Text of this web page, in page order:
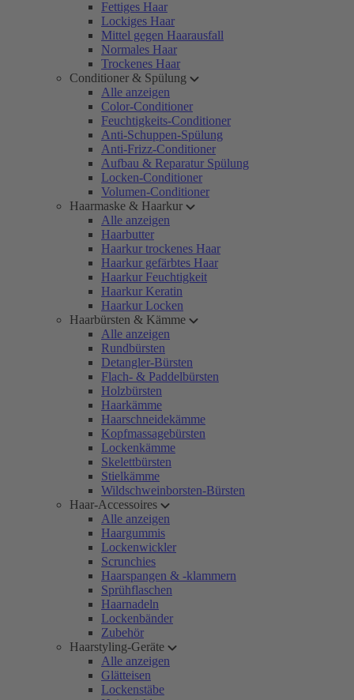
Fettiges Haar
Lockiges Haar
Mittel gegen Haarausfall
Normales Haar
Trockenes Haar
Conditioner & Spülung
Alle anzeigen
Color-Conditioner
Feuchtigkeits-Conditioner
Anti-Schuppen-Spülung
Anti-Frizz-Conditioner
Aufbau & Reparatur Spülung
Locken-Conditioner
Volumen-Conditioner
Haarmaske & Haarkur
Alle anzeigen
Haarbutter
Haarkur trockenes Haar
Haarkur gefärbtes Haar
Haarkur Feuchtigkeit
Haarkur Keratin
Haarkur Locken
Haarbürsten & Kämme
Alle anzeigen
Rundbürsten
Detangler-Bürsten
Flach- & Paddelbürsten
Holzbürsten
Haarkämme
Haarschneidekämme
Kopfmassagebürsten
Lockenkämme
Skelettbürsten
Stielkämme
Wildschweinborsten-Bürsten
Haar-Accessoires
Alle anzeigen
Haargummis
Lockenwickler
Scrunchies
Haarspangen & -klammern
Sprühflaschen
Haarnadeln
Lockenbänder
Zubehör
Haarstyling-Geräte
Alle anzeigen
Glätteisen
Lockenstäbe